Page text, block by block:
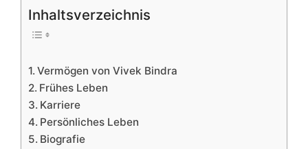
Inhaltsverzeichnis
Vermögen von Vivek Bindra
Frühes Leben
Karriere
Persönliches Leben
Biografie